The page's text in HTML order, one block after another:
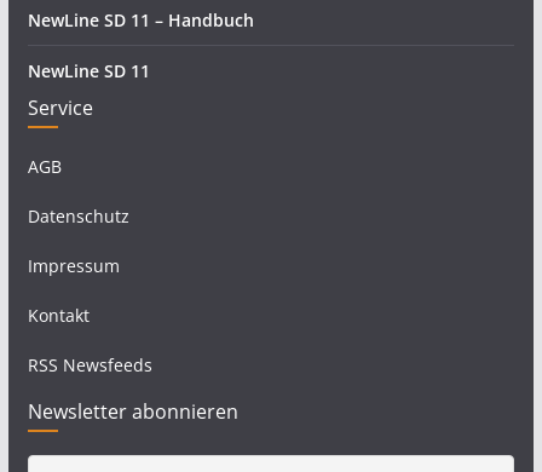
NewLine SD 11 – Handbuch
NewLine SD 11
Service
AGB
Datenschutz
Impressum
Kontakt
RSS Newsfeeds
Newsletter abonnieren